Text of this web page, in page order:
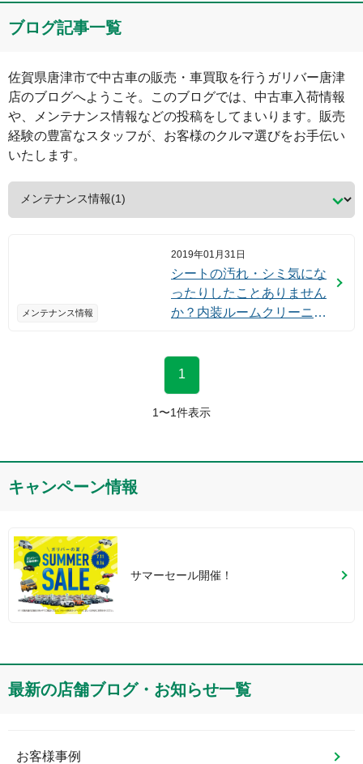
ブログ記事一覧
佐賀県唐津市で中古車の販売・車買取を行う ガリバー唐津
店のブログへようこそ。このブログでは、中古車入荷情報
や、メンテナンス情報などの投稿をしてまいります。販売
経験の豊富なスタッフが、お客様のクルマ選びをお手伝い
いたします。
メンテナンス情報
2019年01月31日
シートの汚れ・シミ気にな
ったりしたことありません
か？内装ルームクリーニン
1
1 〜1件表示
キャンペーン情報
サマーセール開催！
最新の店舗ブログ・お知らせ一覧
お客様事例